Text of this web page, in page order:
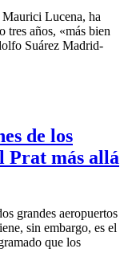
Maurici Lucena, ha
tres años, «más bien
Suárez Madrid-
de los
Prat más allá
grandes aeropuertos
sin embargo, es el
que los